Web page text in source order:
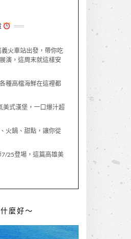
火車站出發，帶你吃
演，這周末就這樣安
種高檔海鮮在這裡都
美式漢堡，一口爆汁超
火鍋、甜點，讓你從
25登場，這篇高雄美
麼好～